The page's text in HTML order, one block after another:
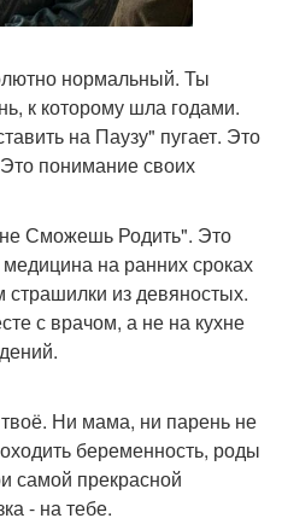
нормальный. Ты
к которому шла годами.
на Паузу" пугает. Это
понимание своих
Сможешь Родить". Это
на ранних сроках
страшилки из девяностых.
с врачом, а не на кухне
Ни мама, ни парень не
беременность, роды
самой прекрасной
- на тебе.